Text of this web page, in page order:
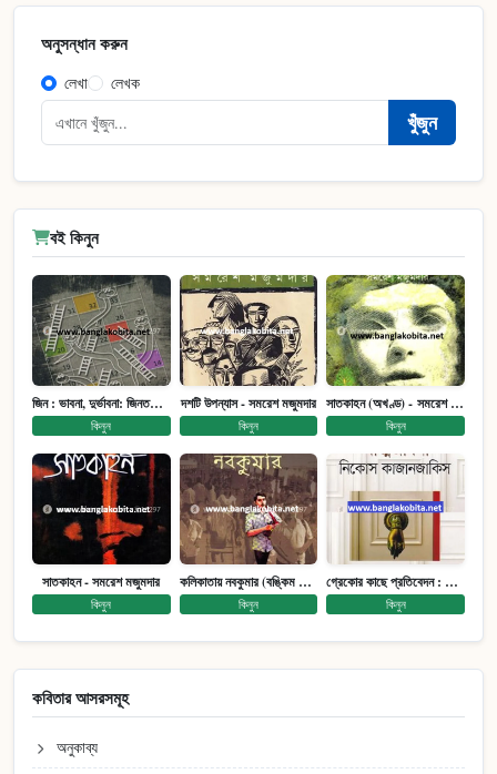
অনুসন্ধান করুন
লেখা লেখক
খুঁজুন
বই কিনুন
জিন : ভাবনা, দুর্ভাবনা: জিনতত্ত্ব সমাজ ইতিহাস (পেপারব্যাক)
কিনুন
দশটি উপন্যাস - সমরেশ মজুমদার
কিনুন
সাতকাহন (অখণ্ড) - সমরেশ মজুমদার
কিনুন
সাতকাহন - সমরেশ মজুমদার
কিনুন
কলিকাতায় নবকুমার (বঙ্কিম পুরষ্কারে সম্মানিত)(মানবিক মেগা উপন্যাস)
কিনুন
গ্রেকোর কাছে প্রতিবেদন : আত্মজীবনী
কিনুন
কবিতার আসরসমূহ
অনুকাব্য